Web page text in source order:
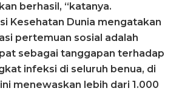
berhasil, “katanya.
Kesehatan Dunia mengatakan
pertemuan sosial adalah
sebagai tanggapan terhadap
infeksi di seluruh benua, di
menewaskan lebih dari 1.000